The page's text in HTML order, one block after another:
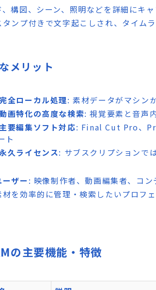
、構図、シーン、照明などを詳細にキ
タンプ付きで文字起こしされ、タイムラ
メリット
全ローカル処理: 素材データがマシン
画特化の高度な検索: 視覚要素と音声
要編集ソフト対応: Final Cut Pro、
ト
久ライセンス: サブスクリプションで
ザー : 映像制作者、動画編集者、コ
を効率的に管理・検索したいプロフェ
の主要機能・特徴